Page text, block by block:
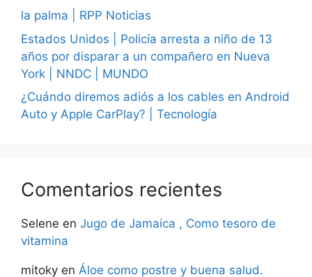
la palma | RPP Noticias
Estados Unidos | Policía arresta a niño de 13
años por disparar a un compañero en Nueva
York | NNDC | MUNDO
¿Cuándo diremos adiós a los cables en Android
Auto y Apple CarPlay? | Tecnología
Comentarios recientes
Selene en Jugo de Jamaica , Como tesoro de
vitamina
mitoky en Áloe como postre y buena salud.